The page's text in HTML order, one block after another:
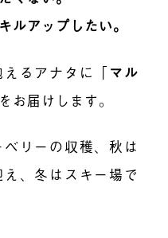
ルアップしたい。
るアナタに「 マル
お届けします。
リーの収穫、秋は
、冬はスキー場で